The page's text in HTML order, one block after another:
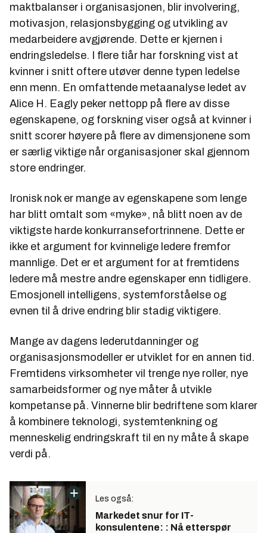
maktbalanser i organisasjonen, blir involvering,
motivasjon, relasjonsbygging og utvikling av
medarbeidere avgjørende. Dette er kjernen i
endringsledelse. I flere tiår har forskning vist at
kvinner i snitt oftere utøver denne typen ledelse
enn menn. En omfattende metaanalyse ledet av
Alice H. Eagly peker nettopp på flere av disse
egenskapene, og forskning viser også at kvinner i
snitt scorer høyere på flere av dimensjonene som
er særlig viktige når organisasjoner skal gjennom
store endringer.
Ironisk nok er mange av egenskapene som lenge
har blitt omtalt som «myke», nå blitt noen av de
viktigste harde konkurransefortrinnene. Dette er
ikke et argument for kvinnelige ledere fremfor
mannlige. Det er et argument for at fremtidens
ledere må mestre andre egenskaper enn tidligere.
Emosjonell intelligens, systemforståelse og
evnen til å drive endring blir stadig viktigere.
Mange av dagens lederutdanninger og
organisasjonsmodeller er utviklet for en annen tid.
Fremtidens virksomheter vil trenge nye roller, nye
samarbeidsformer og nye måter å utvikle
kompetanse på. Vinnerne blir bedriftene som klarer
å kombinere teknologi, systemtenkning og
menneskelig endringskraft til en ny måte å skape
verdi på.
Les også:
Markedet snur for IT-
konsulentene: : Nå etterspør